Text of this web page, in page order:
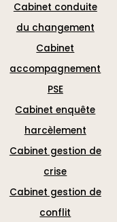
Cabinet conduite
du changement
Cabinet
accompagnement
PSE
Cabinet enquête
harcèlement
Cabinet gestion de
crise
Cabinet gestion de
conflit